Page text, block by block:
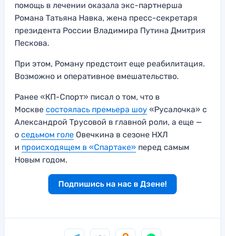
помощь в лечении оказала экс-партнерша
Романа Татьяна Навка, жена пресс-секретаря
президента России Владимира Путина Дмитрия
Пескова.
При этом, Роману предстоит еще реабилитация.
Возможно и оперативное вмешательство.
Ранее «КП-Спорт» писал о том, что в
Москве состоялась премьера шоу «Русалочка» с
Александрой Трусовой в главной роли, а еще —
о седьмом голе Овечкина в сезоне НХЛ
и происходящем в «Спартаке» перед самым
Новым годом.
Подпишись на нас в Дзене!